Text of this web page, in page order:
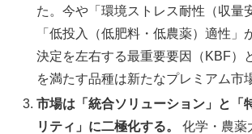
た。今や「環境ストレス耐性（収量
「低投入（低肥料・低農薬）適性」
決定を左右する最重要要因（KBF）
を満たす品種は新たなプレミアム市
市場は「統合ソリューション」と「
リティ」に二極化する。
化学・農薬